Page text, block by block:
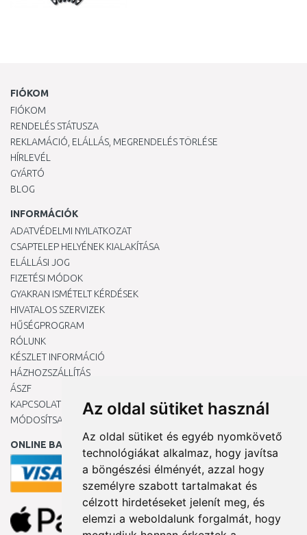
Az oldal sütiket használ
Az oldal sütiket és egyéb nyomkövető
technológiákat alkalmaz, hogy javítsa
a böngészési élményét, azzal hogy
személyre szabott tartalmakat és
célzott hirdetéseket jelenít meg, és
elemzi a weboldalunk forgalmát, hogy
FIÓKOM
FIÓKOM
RENDELÉS STÁTUSZA
REKLAMÁCIÓ, ELÁLLÁS, MEGRENDELÉS TÖRLÉSE
HÍRLEVÉL
GYÁRTÓ
BLOG
INFORMÁCIÓK
ADATVÉDELMI NYILATKOZAT
CSAPTELEP HELYÉNEK KIALAKÍTÁSA
ELÁLLÁSI JOG
FIZETÉSI MÓDOK
GYAKRAN ISMÉTELT KÉRDÉSEK
HIVATALOS SZERVIZEK
HŰSÉGPROGRAM
RÓLUNK
KÉSZLET INFORMÁCIÓ
HÁZHOZSZÁLLÍTÁS
ÁSZF
KAPCSOLAT
MÓDOSÍTSA A COOKIE-BEÁLLÍTÁSAIMAT
ONLINE BANKKÁRTYÁVAL